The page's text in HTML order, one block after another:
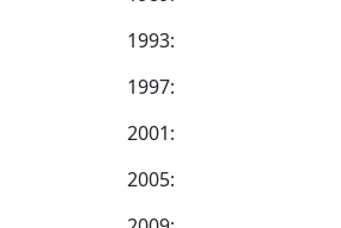
1993:
1997:
2001:
2005: